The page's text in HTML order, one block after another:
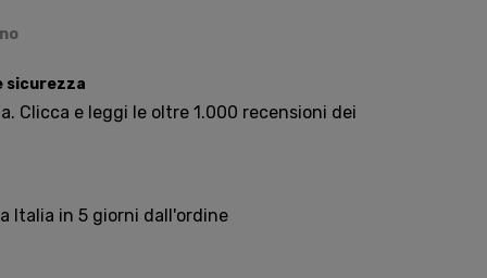
sicurezza
Clicca e leggi le oltre 1.000 recensioni dei
Italia in 5 giorni dall'ordine